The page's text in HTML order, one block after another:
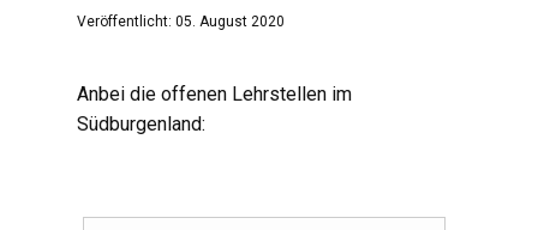
Veröffentlicht: 05. August 2020
Anbei die offenen Lehrstellen im
Südburgenland: